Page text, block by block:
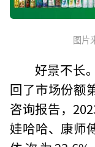
图片
好景不长
回了市场份额
咨询报告，
娃哈哈、康师